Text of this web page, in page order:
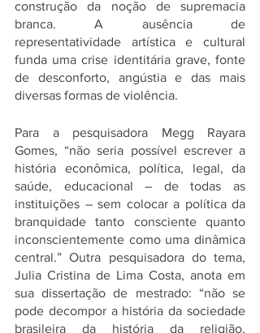
construção da noção de supremacia
branca. A ausência de
representatividade artística e cultural
funda uma crise identitária grave, fonte
de desconforto, angústia e das mais
diversas formas de violência.
Para a pesquisadora Megg Rayara
Gomes, “não seria possível escrever a
história econômica, política, legal, da
saúde, educacional – de todas as
instituições – sem colocar a política da
branquidade tanto consciente quanto
inconscientemente como uma dinâmica
central.” Outra pesquisadora do tema,
Julia Cristina de Lima Costa, anota em
sua dissertação de mestrado: “não se
pode decompor a história da sociedade
brasileira da história da religião,